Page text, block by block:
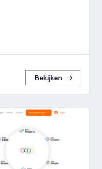
Bekijken